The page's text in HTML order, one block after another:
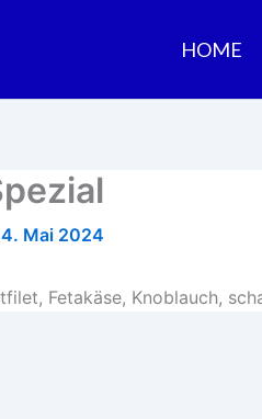
HOME
Mai 2024
Fetakäse, Knoblauch,